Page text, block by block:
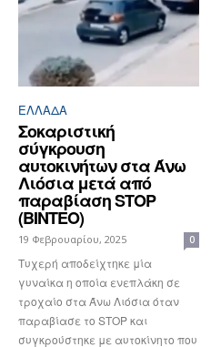
ΕΛΛΆΔΑ
Σοκαριστική
σύγκρουση
αυτοκινήτων στα Άνω
Λιόσια μετά από
παραβίαση STOP
(ΒΙΝΤΕΟ)
19 Φεβρουαρίου, 2025 0
Τυχερή αποδείχτηκε μία
γυναίκα η οποία ενεπλάκη σε
τροχαίο στα Άνω Λιόσια όταν
παραβίασε το STOP και
συγκρούστηκε με αυτοκίνητο που